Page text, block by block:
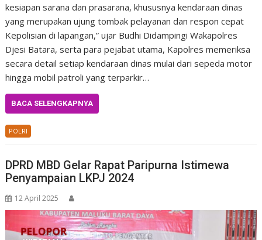
kesiapan sarana dan prasarana, khususnya kendaraan dinas
yang merupakan ujung tombak pelayanan dan respon cepat
Kepolisian di lapangan,” ujar Budhi Didampingi Wakapolres
Djesi Batara, serta para pejabat utama, Kapolres memeriksa
secara detail setiap kendaraan dinas mulai dari sepeda motor
hingga mobil patroli yang terparkir…
BACA SELENGKAPNYA
POLRI
DPRD MBD Gelar Rapat Paripurna Istimewa
Penyampaian LKPJ 2024
12 April 2025